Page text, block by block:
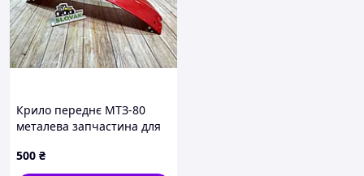
Крило переднє МТЗ-80
металева запчастина для
надійне рішення
500 ₴